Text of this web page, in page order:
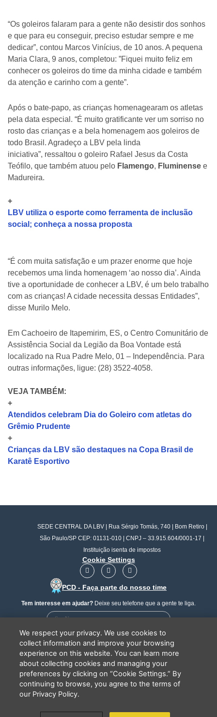
“Os goleiros falaram para a gente não desistir dos sonhos
e que para eu conseguir, preciso estudar sempre e me
dedicar”, contou Marcos Vinícius, de 10 anos. A pequena
Maria Clara, 9 anos, completou: ”Fiquei muito feliz em
conhecer os goleiros do time da minha cidade e também
da atenção e carinho com a gente”.
Após o bate-papo, as crianças homenagearam os atletas
pela data especial. “É muito gratificante ver um sorriso no
rosto das crianças e a bela homenagem aos goleiros de
todo Brasil. Agradeço a LBV pela linda
iniciativa”, ressaltou o goleiro Rafael Jesus da Costa
Teófilo, que também atuou pelo Flamengo, Fluminense e
Madureira.
+
LBV utiliza o esporte como ferramenta de inclusão
social; conheça a nossa proposta
“É com muita satisfação e um prazer enorme que hoje
recebemos uma linda homenagem ‘ao nosso dia’. Ainda
tive a oportunidade de conhecer a LBV, é um belo trabalho
com as crianças! A cidade necessita dessas Entidades”,
disse Murilo Melo.
Em Cachoeiro de Itapemirim, ES, o Centro Comunitário de
Assistência Social da Legião da Boa Vontade está
localizado na Rua Padre Melo, 01 – Independência. Para
outras informações, ligue: (28) 3522-4058.
VEJA TAMBÉM:
+
Atendidos celebram Dia do Goleiro com atletas do
Grêmio Prudente
+
Crianças da LBV são destaques na Copa Brasil de
Karatê Esportivo
SEDE CENTRAL DA LBV | Rua Sérgio Tomás, 740 | Bom Retiro |
São Paulo/SP CEP: 01131-010 | CNPJ – 33.915.604/0001-17 |
Instituição isenta de impostos
Cookie Settings
F
a
e
o
o
I
n
t
g
r
m
Y
o
t
b
e
PCD - Faça parte do nosso time
Tem interesse em ajudar? Deixe seu telefone que a gente te liga.
Li e concordo que minhas informações serão tratadas de
acordo com oAviso de Privacidadeda LBV
ENVIAR
We respect your privacy. We use cookies to
collect information and improve your browsing
experience on this website. You can learn more
about collecting cookies and managing your
preferences by clicking on “Cookie Settings.” By
continuing to browse, you agree to the terms of
our Privacy Policy.